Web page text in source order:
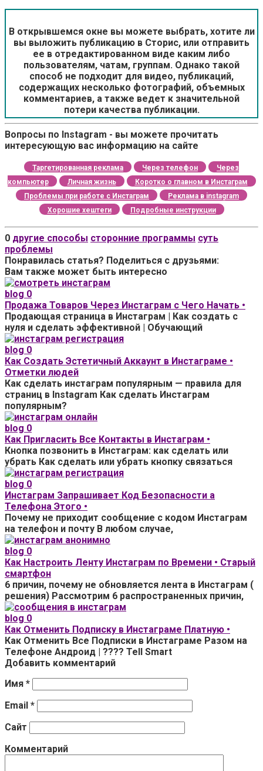
В открывшемся окне вы можете выбрать, хотите ли
вы выложить публикацию в Сторис, или отправить
ее в отредактированном виде каким либо
пользователям, чатам, группам. Однако такой
способ не подходит для видео, публикаций,
содержащих несколько фотографий, объемных
комментариев, а также ведет к значительной
потери качества публикации.
Вопросы по Instagram - вы можете прочитать
интересующую вас информацию на сайте
Таргетированная реклама Через телефон
Через
компьютер
Личная жизнь
Коротко о главном в Инстаграм
Проблемы при работе с Инстаграм
Реклама в instagram
Хорошие хештеги
Подробные инструкции
0 другие способы сторонние программы суть
проблемы
Понравилась статья? Поделиться с друзьями:
Вам также может быть интересно
blog 0
Продажа Товаров Через Инстаграм с Чего Начать •
Продающая страница в Инстаграм | Как создать с
нуля и сделать эффективной | Обучающий
blog 0
Как Создать Эстетичный Аккаунт в Инстаграме •
Отметки людей
Как сделать инстаграм популярным — правила для
страниц в Instagram Как сделать Инстаграм
популярным?
blog 0
Как Пригласить Все Контакты в Инстаграм •
Кнопка позвонить в Инстаграм: как сделать или
убрать Как сделать или убрать кнопку связаться
blog 0
Инстаграм Запрашивает Код Безопасности а
Телефона Этого •
Почему не приходит сообщение с кодом Инстаграм
на телефон и почту В любом случае,
blog 0
Как Настроить Ленту Инстаграм по Времени • Старый
смартфон
6 причин, почему не обновляется лента в Инстаграм (
решения) Рассмотрим 6 распространенных причин,
blog 0
Как Отменить Подписку в Инстаграме Платную •
Как Отменить Все Подписки в Инстаграме Разом на
Телефоне Андроид | ???? Tell Smart
Добавить комментарий
Имя *
Email *
Сайт
Комментарий